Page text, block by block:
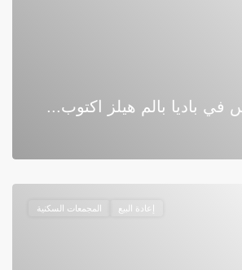
في باديا بالم هيلز اكتوب...
إعادة البيع المجمعات السكنية